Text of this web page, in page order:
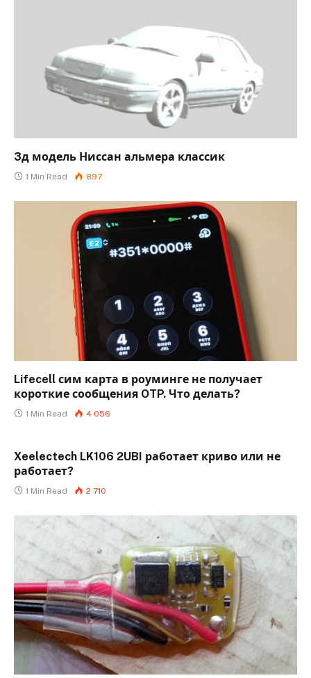
3д модель Ниссан альмера классик
1 Min Read 897
Lifecell сим карта в роуминге не получает
короткие сообщения OTP. Что делать?
1 Min Read 4 056
Xeelectech LK106 2UBI работает криво или не
работает?
1 Min Read 2 710